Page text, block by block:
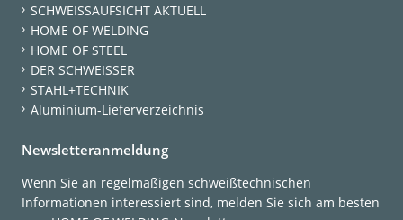
SCHWEISSAUFSICHT AKTUELL
HOME OF WELDING
HOME OF STEEL
DER SCHWEISSER
STAHL+TECHNIK
Aluminium-Lieferverzeichnis
Newsletteranmeldung
Wenn Sie an regelmäßigen schweißtechnischen
Informationen interessiert sind, melden Sie sich am besten